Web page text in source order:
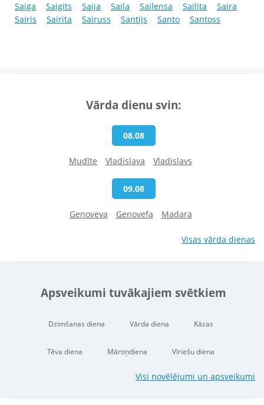
Saiga Saigits Saija Saila Sailensa Sailita
Saira
Sairis
Sairita Sairuss Santijs Santo Santoss
Vārda dienu svin:
08.08
Mudīte Vladislava Vladislavs
09.08
Genoveva Genovefa Madara
Visas vārda dienas
Apsveikumi tuvākajiem svētkiem
Dzimšanas diena Vārda diena Kāzas
Tēva diena Mārtiņdiena Vīriešu diena
Visi novēlējumi un apsveikumi